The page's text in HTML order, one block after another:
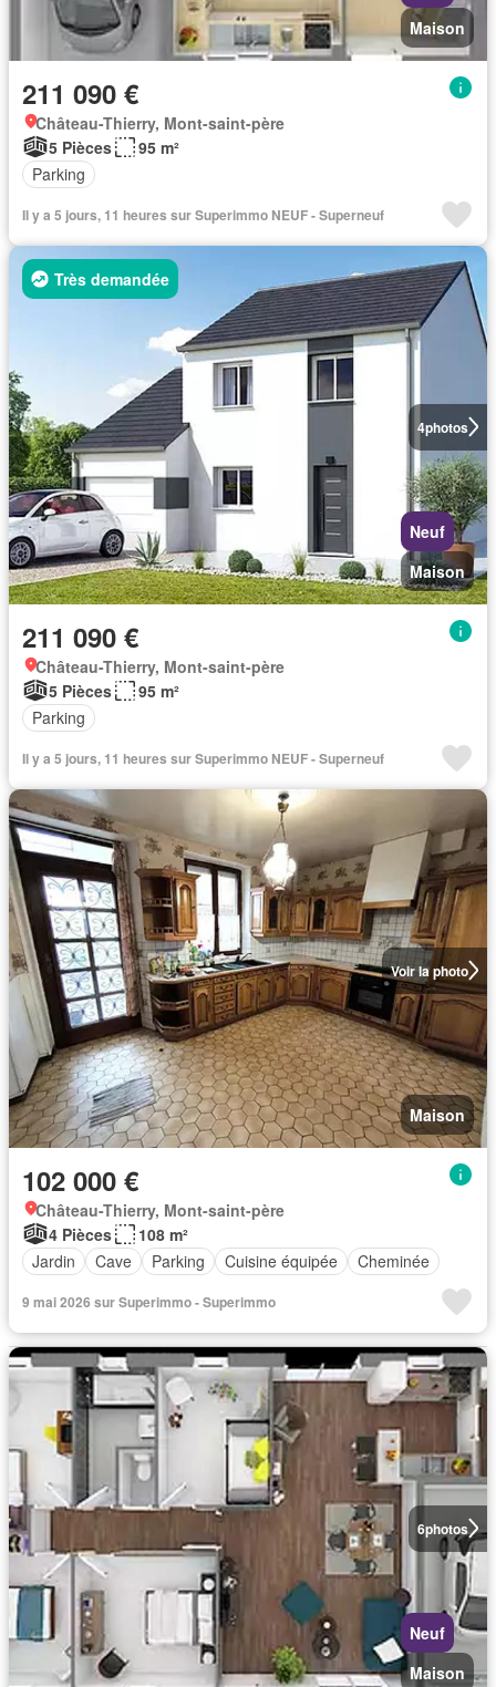
Maison
211 090 €
Château-Thierry, Mont-saint-père
5 Pièces
95 m²
Parking
Il y a 5 jours, 11 heures sur Superimmo NEUF - Superneuf
4photos
Très demandée
Neuf
Maison
211 090 €
Château-Thierry, Mont-saint-père
5 Pièces
95 m²
Parking
Il y a 5 jours, 11 heures sur Superimmo NEUF - Superneuf
Voir la photo
Maison
102 000 €
Château-Thierry, Mont-saint-père
4 Pièces
108 m²
Jardin
Cave Parking Cuisine équipée Cheminée
9 mai 2026 sur Superimmo - Superimmo
6photos
Neuf
Maison